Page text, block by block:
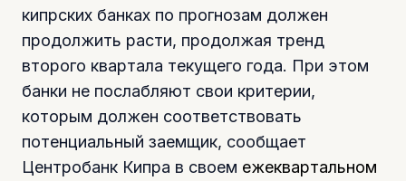
кипрских банках по прогнозам должен
продолжить расти, продолжая тренд
второго квартала текущего года. При этом
банки не послабляют свои критерии,
которым должен соответствовать
потенциальный заемщик, сообщает
Центробанк Кипра в своем ежеквартальном